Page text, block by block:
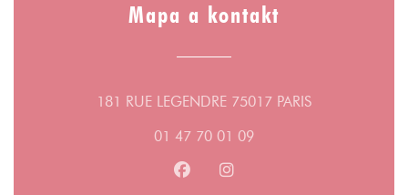
Mapa a kontakt
181 RUE LEGENDRE 75017 PARIS((otevře se v
01 47 70 01 09
Facebook ((otevře se v novém
Instagram ((otevře se v